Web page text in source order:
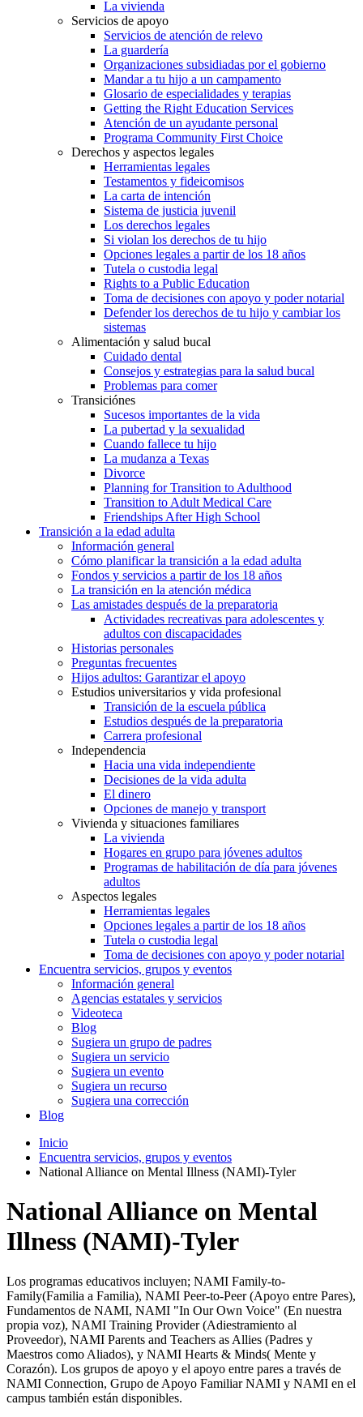
La vivienda
Servicios de apoyo
Servicios de atención de relevo
La guardería
Organizaciones subsidiadas por el gobierno
Mandar a tu hijo a un campamento
Glosario de especialidades y terapias
Getting the Right Education Services
Atención de un ayudante personal
Programa Community First Choice
Derechos y aspectos legales
Herramientas legales
Testamentos y fideicomisos
La carta de intención
Sistema de justicia juvenil
Los derechos legales
Si violan los derechos de tu hijo
Opciones legales a partir de los 18 años
Tutela o custodia legal
Rights to a Public Education
Toma de decisiones con apoyo y poder notarial
Defender los derechos de tu hijo y cambiar los
sistemas
Alimentación y salud bucal
Cuidado dental
Consejos y estrategias para la salud bucal
Problemas para comer
Transiciónes
Sucesos importantes de la vida
La pubertad y la sexualidad
Cuando fallece tu hijo
La mudanza a Texas
Divorce
Planning for Transition to Adulthood
Transition to Adult Medical Care
Friendships After High School
Transición a la edad adulta
Información general
Cómo planificar la transición a la edad adulta
Fondos y servicios a partir de los 18 años
La transición en la atención médica
Las amistades después de la preparatoria
Actividades recreativas para adolescentes y
adultos con discapacidades
Historias personales
Preguntas frecuentes
Hijos adultos: Garantizar el apoyo
Estudios universitarios y vida profesional
Transición de la escuela pública
Estudios después de la preparatoria
Carrera profesional
Independencia
Hacia una vida independiente
Decisiones de la vida adulta
El dinero
Opciones de manejo y transport
Vivienda y situaciones familiares
La vivienda
Hogares en grupo para jóvenes adultos
Programas de habilitación de día para jóvenes
adultos
Aspectos legales
Herramientas legales
Opciones legales a partir de los 18 años
Tutela o custodia legal
Toma de decisiones con apoyo y poder notarial
Encuentra servicios, grupos y eventos
Información general
Agencias estatales y servicios
Videoteca
Blog
Sugiera un grupo de padres
Sugiera un servicio
Sugiera un evento
Sugiera un recurso
Sugiera una corrección
Blog
Inicio
Encuentra servicios, grupos y eventos
National Alliance on Mental Illness (NAMI)-Tyler
National Alliance on Mental
Illness (NAMI)-Tyler
Los programas educativos incluyen; NAMI Family-to-
Family(Familia a Familia), NAMI Peer-to-Peer (Apoyo entre Pares),
Fundamentos de NAMI, NAMI "In Our Own Voice" (En nuestra
propia voz), NAMI Training Provider (Adiestramiento al
Proveedor), NAMI Parents and Teachers as Allies (Padres y
Maestros como Aliados), y NAMI Hearts & Minds( Mente y
Corazón). Los grupos de apoyo y el apoyo entre pares a través de
NAMI Connection, Grupo de Apoyo Familiar NAMI y NAMI en el
campus también están disponibles.